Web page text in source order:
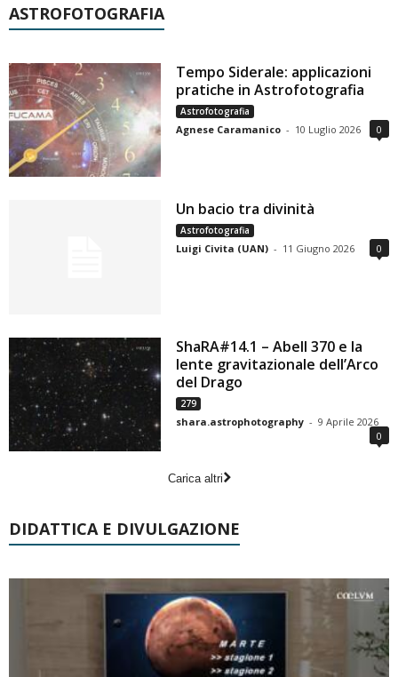
ASTROFOTOGRAFIA
Tempo Siderale: applicazioni
pratiche in Astrofotografia
Astrofotografia
Agnese Caramanico - 10 Luglio 2026 0
Un bacio tra divinità
Astrofotografia
Luigi Civita (UAN) - 11 Giugno 2026 0
ShaRA#14.1 – Abell 370 e la
lente gravitazionale dell’Arco
del Drago
279
shara.astrophotography - 9 Aprile 2026
0
Carica altri
DIDATTICA E DIVULGAZIONE